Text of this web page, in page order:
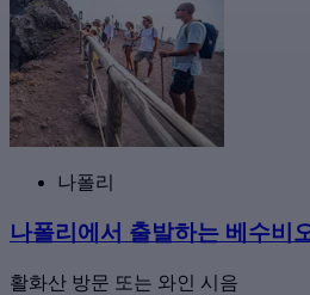
나폴리
나폴리에서 출발하는 베수비
활화산 방문 또는 와인 시음